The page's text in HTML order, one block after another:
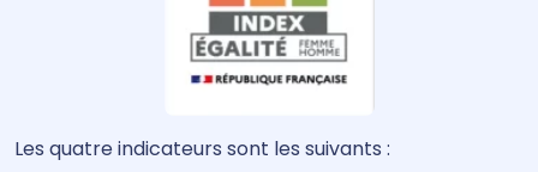
Les quatre indicateurs sont les suivants :